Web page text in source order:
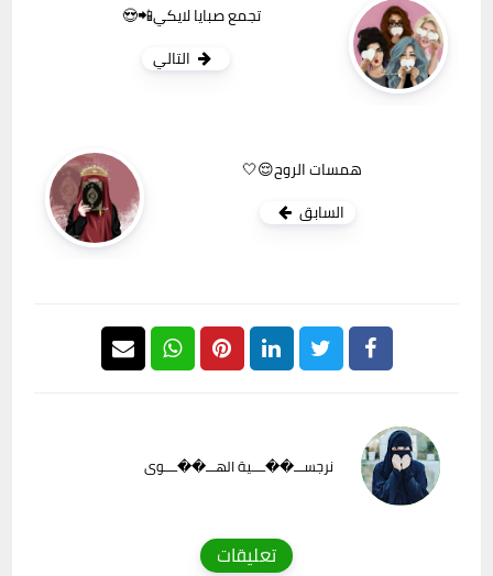
تجمع صبايا لايكي📲😍
التالي
همسات الروح😌🤍
السابق
نرجســـ��ــــية الهـــ��ــــوى
تعليقات